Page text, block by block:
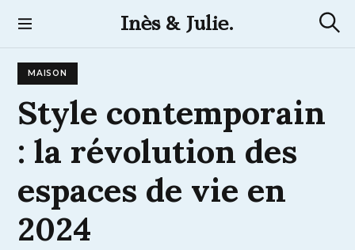
Inès & Julie.
e
MAISON
Style contemporain
: la révolution des
espaces de vie en
2024